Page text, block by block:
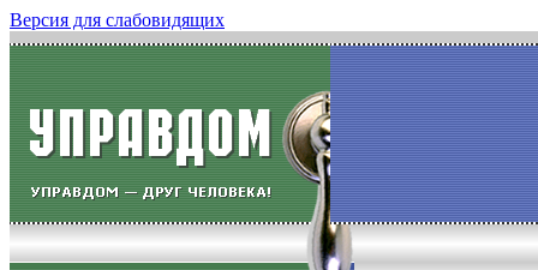
Версия для слабовидящих